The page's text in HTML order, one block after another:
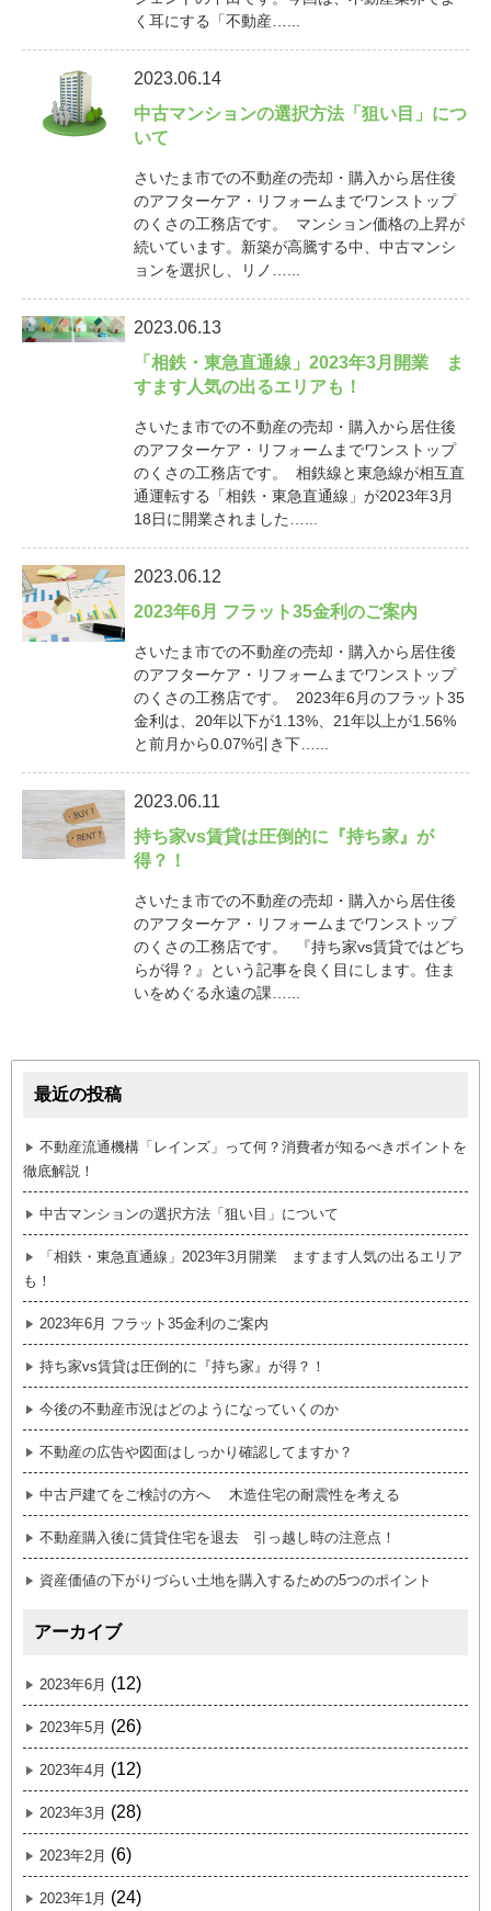
く耳にする「不動産…...
2023.06.14
中古マンションの選択方法「狙い目」につ
いて
さいたま市での不動産の売却・購入から居住後
のアフターケア・リフォームまでワンストップ
のくさの工務店です。 マンション価格の上昇が
続いています。新築が高騰する中、中古マンシ
ョンを選択し、リノ…...
2023.06.13
「相鉄・東急直通線」2023年3月開業 ま
すます人気の出るエリアも！
さいたま市での不動産の売却・購入から居住後
のアフターケア・リフォームまでワンストップ
のくさの工務店です。 相鉄線と東急線が相互直
通運転する「相鉄・東急直通線」が2023年3月
18日に開業されました…...
2023.06.12
2023年6月 フラット35金利のご案内
さいたま市での不動産の売却・購入から居住後
のアフターケア・リフォームまでワンストップ
のくさの工務店です。 2023年6月のフラット35
金利は、20年以下が1.13%、21年以上が1.56%
と前月から0.07%引き下…...
2023.06.11
持ち家vs賃貸は圧倒的に『持ち家』が
得？！
さいたま市での不動産の売却・購入から居住後
のアフターケア・リフォームまでワンストップ
のくさの工務店です。 『持ち家vs賃貸ではどち
らが得？』という記事を良く目にします。住ま
いをめぐる永遠の課…...
最近の投稿
不動産流通機構「レインズ」って何？消費者が知るべきポイントを
徹底解説！
中古マンションの選択方法「狙い目」について
「相鉄・東急直通線」2023年3月開業 ますます人気の出るエリア
も！
2023年6月 フラット35金利のご案内
持ち家vs賃貸は圧倒的に『持ち家』が得？！
今後の不動産市況はどのようになっていくのか
不動産の広告や図面はしっかり確認してますか？
中古戸建てをご検討の方へ 木造住宅の耐震性を考える
不動産購入後に賃貸住宅を退去 引っ越し時の注意点！
資産価値の下がりづらい土地を購入するための5つのポイント
アーカイブ
2023年6月 (12)
2023年5月 (26)
2023年4月 (12)
2023年3月 (28)
2023年2月 (6)
2023年1月 (24)